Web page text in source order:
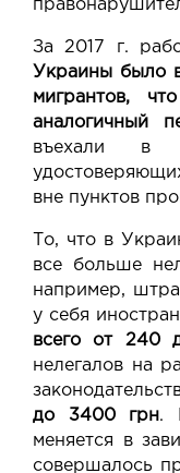
За 2017 г.
Украины было
мигрантов,
аналогичный
въехали в
вне пунктов
То, что в
все больше
например,
у себя
всего от 240
нелегалов на
до 3400 грн.
меняется в
совершалось